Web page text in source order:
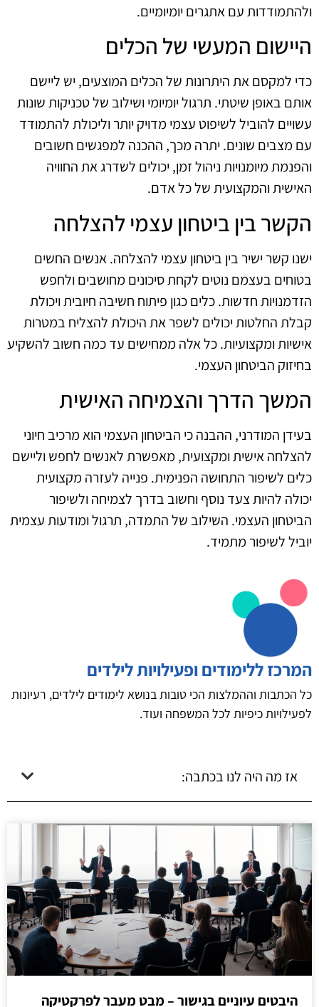
ולהתמודדות עם אתגרים יומיומיים.
היישום המעשי של הכלים
כדי למקסם את היתרונות של הכלים המוצעים, יש ליישם
אותם באופן שיטתי. תרגול יומיומי ושילוב של טכניקות שונות
עשויים להוביל לשיפוט עצמי מדויק יותר וליכולת להתמודד
עם מצבים שונים. יתרה מכך, ההכנה למפגשים חשובים
והפנמת מיומנויות ניהול זמן, יכולים לשדרג את החוויה
האישית והמקצועית של כל אדם.
הקשר בין ביטחון עצמי להצלחה
ישנו קשר ישיר בין ביטחון עצמי להצלחה. אנשים החשים
בטוחים בעצמם נוטים לקחת סיכונים מחושבים ולחפש
הזדמנויות חדשות. כלים כגון פיתוח חשיבה חיובית ויכולת
קבלת החלטות יכולים לשפר את היכולת להצליח במטרות
אישיות ומקצועיות. כל אלה ממחישים עד כמה חשוב להשקיע
בחיזוק הביטחון העצמי.
המשך הדרך והצמיחה האישית
בעידן המודרני, ההבנה כי הביטחון העצמי הוא מרכיב חיוני
להצלחה אישית ומקצועית, מאפשרת לאנשים לחפש וליישם
כלים לשיפור התחושה הפנימית. פנייה לעזרה מקצועית
יכולה להיות צעד נוסף וחשוב בדרך לצמיחה ולשיפור
הביטחון העצמי. השילוב של התמדה, תרגול ומודעות עצמית
יוביל לשיפור מתמיד.
המרכז ללימודים ופעילויות לילדים
כל הכתבות וההמלצות הכי טובות בנושא לימודים לילדים, רעיונות
לפעילויות כיפיות לכל המשפחה ועוד.
אז מה היה לנו בכתבה:
היבטים עיוניים בגישור – מבט מעבר לפרקטיקה